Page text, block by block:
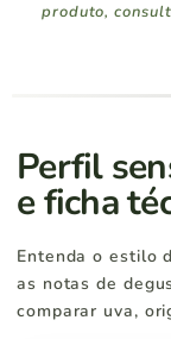
Santa
produto,
Perfil
e ficha
Entenda o estilo
as notas de
comparar uva,